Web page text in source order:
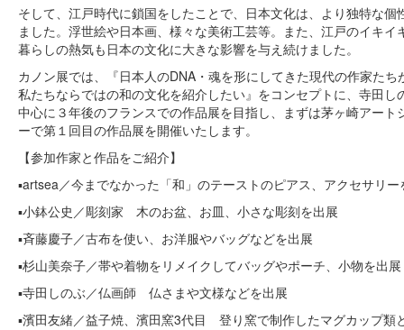
そして、江戸時代に鎖国をしたことで、日本文化は、より独特な個
ました。浮世絵や日本画、様々な美術工芸等。また、江戸のイキイ
暮らしの熱気も日本の文化に大きな影響を与え続けました。
カノン展では、『日本人のDNA・魂を形にしてきた現代の作家たち
私たちならではの和の文化を紹介したい』をコンセプトに、寺田し
中心に３年後のフランスでの作品展を目指し、まずは茅ヶ崎アート
ーで第１回目の作品展を開催いたします。
【参加作家と作品をご紹介】
▪️artsea／今までなかった「和」のテーストのピアス、アクセサリー
▪️小鉢公史／彫刻家 木のお盆、お皿、小さな彫刻を出展
▪️斉藤慶子／古布を使い、お洋服やバッグなどを出展
▪️杉山美奈子／帯や着物をリメイクしてバッグやポーチ、小物を出展
▪️寺田しのぶ／仏画師 仏さまや文様などを出展
▪️濱田友緒／益子焼、濱田窯3代目 登り窯で制作したマグカップ類